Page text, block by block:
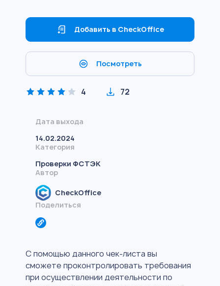
Добавить в CheckOffice
Посмотреть
4 72
Дата выхода
14.02.2024
Категория
Проверки ФСТЭК
Автор
CheckOffice
Поделиться
С помощью данного чек-листа вы
сможете проконтролировать требования
при осуществлении деятельности по